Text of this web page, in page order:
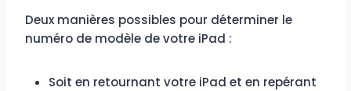
Deux manières possibles pour déterminer le
numéro de modèle de votre iPad :
Soit en retournant votre iPad et en repérant